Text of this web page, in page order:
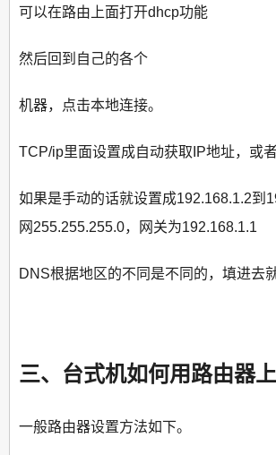
可以在路由上面打开dhcp功能
然后回到自己的各个
机器，点击本地连接。
TCP/ip里面设置成自动获取IP地址，或
如果是手动的话就设置成192.168.1.2到
网255.255.255.0，网关为192.168.1.1
DNS根据地区的不同是不同的，填进去
三、台式机如何用路由器
一般路由器设置方法如下。